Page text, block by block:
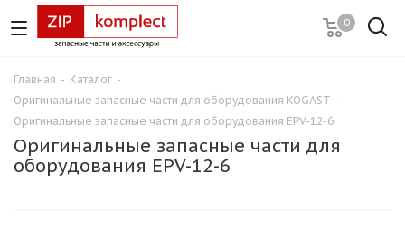
0
Главная - Каталог -
Оригинальные запасные части для оборудования KOGAST -
Оригинальные запасные части для оборудования EPV-12-6
Оригинальные запасные части для
оборудования EPV-12-6